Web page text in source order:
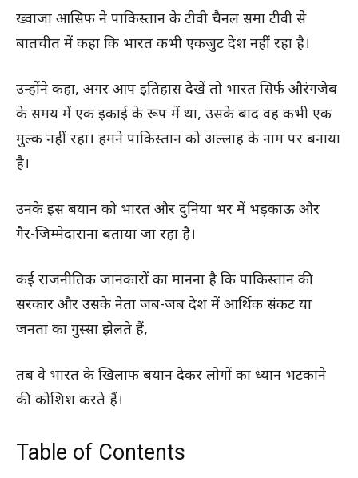
ख्वाजा आसिफ ने पाकिस्तान के टीवी चैनल समा टीवी से
बातचीत में कहा कि भारत कभी एकजुट देश नहीं रहा है।
उन्होंने कहा, अगर आप इतिहास देखें तो भारत सिर्फ औरंगजेब
के समय में एक इकाई के रूप में था, उसके बाद वह कभी एक
मुल्क नहीं रहा। हमने पाकिस्तान को अल्लाह के नाम पर बनाया
है।
उनके इस बयान को भारत और दुनिया भर में भड़काऊ और
गैर-जिम्मेदाराना बताया जा रहा है।
कई राजनीतिक जानकारों का मानना है कि पाकिस्तान की
सरकार और उसके नेता जब-जब देश में आर्थिक संकट या
जनता का गुस्सा झेलते हैं,
तब वे भारत के खिलाफ बयान देकर लोगों का ध्यान भटकाने
की कोशिश करते हैं।
Table of Contents